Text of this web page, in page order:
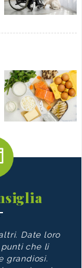
Date loro
che li
grandiosi.